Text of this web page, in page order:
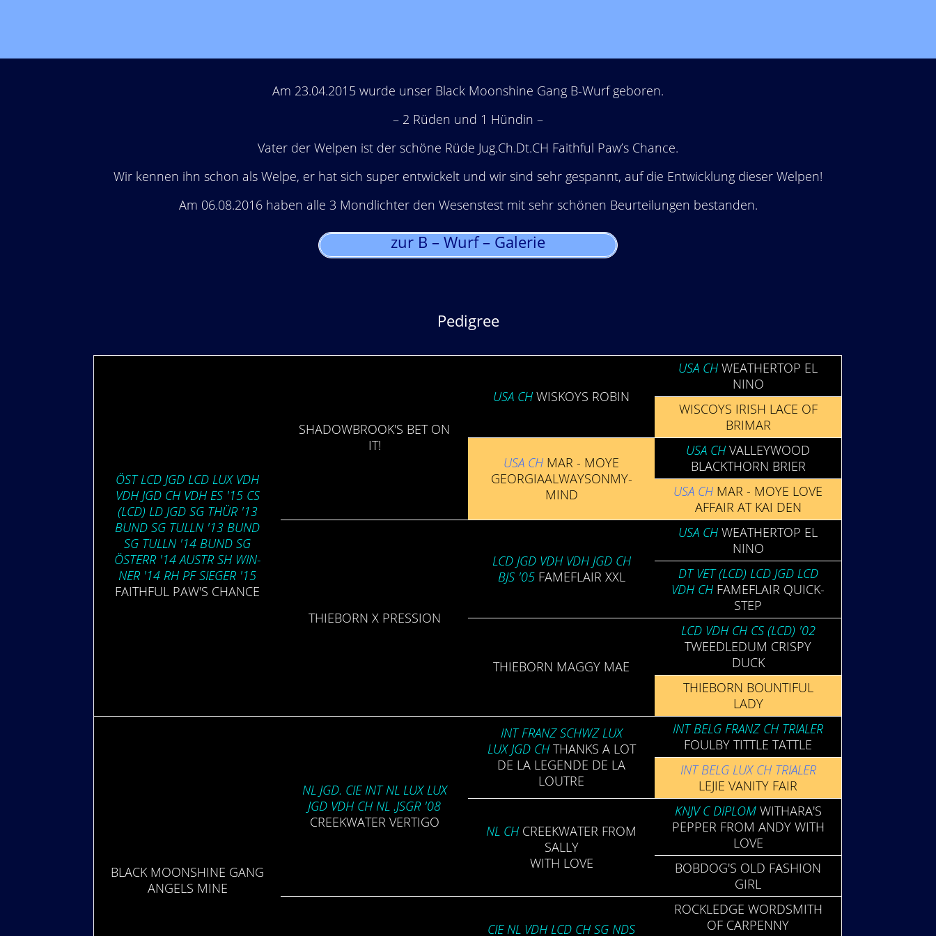
Am 23.04.2015 wurde unser Black Moonshine Gang B-Wurf geboren.
– 2 Rüden und 1 Hündin –
Vater der Welpen ist der schöne Rüde Jug.Ch.Dt.CH Faithful Paw’s Chance.
Wir kennen ihn schon als Welpe, er hat sich super entwickelt und wir sind sehr gespannt, auf die Entwicklung dieser Welpen!
Am 06.08.2016 haben alle 3 Mondlichter den Wesenstest mit sehr schönen Beurteilungen bestanden.
zur B – Wurf – Galerie
Pedigree
ÖST LCD JGD LCD LUX VDH
VDH JGD CH VDH ES '15 CS
(LCD) LD JGD SG THÜR '13
BUND SG TULLN '13 BUND
SG TULLN '14 BUND SG
ÖSTERR '14 AUSTR SH WIN­
NER '14 RH PF SIEGER '15
FAITH­FUL PAW'S CHANCE
SHADOW­BROOK'S BET ON
IT!
USA CH WISKOYS ROBIN
USA CH WEATHER­TOP EL
NINO
WIS­COYS IRISH LACE OF
BRIMAR
USA CH MAR - MOYE
GEORGIA­ALWAYS­ONMY­
MIND
USA CH VALLEY­WOOD
BLACK­THORN BRIER
USA CH MAR - MOYE LOVE
AFFAIR AT KAI DEN
THIE­BORN X PRES­SION
LCD JGD VDH VDH JGD CH
BJS '05FAME­FLAIR XXL
USA CH WEATHER­TOP EL
NINO
DT VET (LCD) LCD JGD LCD
VDH CH FAME­FLAIR QUICK­
STEP
THIE­BORN MAGGY MAE
LCD VDH CH CS (LCD) '02
TWEED­LEDUM CRISPY
DUCK
THIE­BORN BOUN­TIFUL
LADY
BLACK MOON­SHINE GANG
ANGELS MINE
NL JGD. CIE INT NL LUX LUX
JGD VDH CH NL .JSGR '08
CREEK­WATER VERTIGO
INT FRANZ SCHWZ LUX
LUX JGD CHTHANKS A LOT
DE LA LEGE­NDE DE LA
LOUTRE
INT BELG FRANZ CH TRIA­LER
FOULBY TITTLE TATTLE
INT BELG LUX CH TRIALER
LEJIE VANITY FAIR
NL CH CREEK­WATER FROM
SALLY
WITH LOVE
KNJV C DIPLOMWITHA­RA'S
PEPPER FROM ANDY WITH
LOVE
BOB­DOG'S OLD FASH­ION
GIRL
CIE NL VDH LCD CH SG NDS
ROCK­LEDGE WORD­SMITH
OF CAR­PENNY